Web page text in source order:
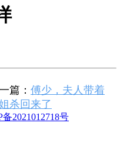
篇： 傅少，夫人带着
杀回来了
备2021012718号